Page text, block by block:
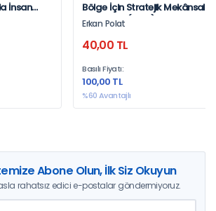
İnsan
Bölge İçin Stratejik Mekânsal
Planlama (Smp)
Erkan Polat
40,00 TL
Basılı Fiyatı:
100,00 TL
%60 Avantajlı
Abone Olun, İlk Siz Okuyun
rahatsız edici e-postalar göndermiyoruz.